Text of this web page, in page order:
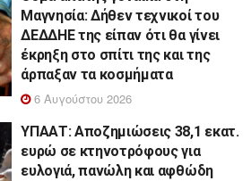
Μαγνησία: Δήθεν τεχνικοί του
ΔΕΔΔΗΕ της είπαν ότι θα γίνει
έκρηξη στο σπίτι της και της
άρπαξαν τα κοσμήματα
6 Αυγούστου 2026
ΥΠΑΑΤ: Αποζημιώσεις 38,1 εκατ.
ευρώ σε κτηνοτρόφους για
ευλογιά, πανώλη και αφθώδη